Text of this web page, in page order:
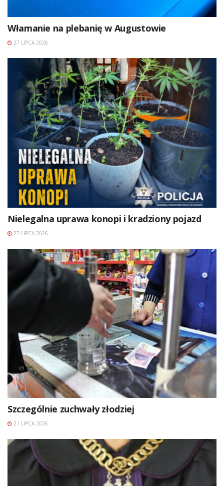
Włamanie na plebanię w Augustowie
27 LIPCA 2026
Nielegalna uprawa konopi i kradziony pojazd
27 LIPCA 2026
Szczególnie zuchwały złodziej
21 LIPCA 2026